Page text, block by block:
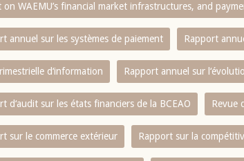
on WAEMU’s financial market infrastructures, and
annuel sur les systèmes de paiement Rapport
d‘information Rapport annuel sur
d‘audit sur les états financiers de la BCEAO Revue
sur le commerce extérieur Rapport sur la